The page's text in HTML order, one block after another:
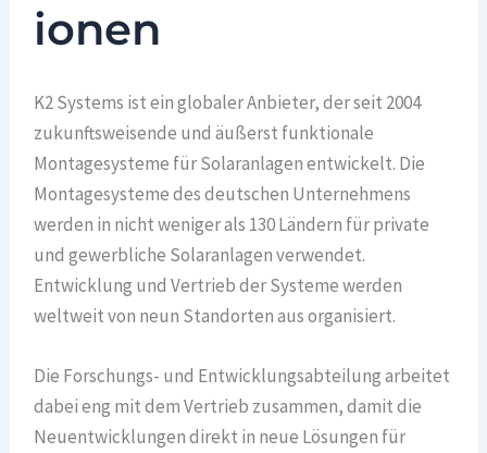
ionen
K2 Systems ist ein globaler Anbieter, der seit 2004
zukunftsweisende und äußerst funktionale
Montagesysteme für Solaranlagen entwickelt. Die
Montagesysteme des deutschen Unternehmens
werden in nicht weniger als 130 Ländern für private
und gewerbliche Solaranlagen verwendet.
Entwicklung und Vertrieb der Systeme werden
weltweit von neun Standorten aus organisiert.
Die Forschungs- und Entwicklungsabteilung arbeitet
dabei eng mit dem Vertrieb zusammen, damit die
Neuentwicklungen direkt in neue Lösungen für